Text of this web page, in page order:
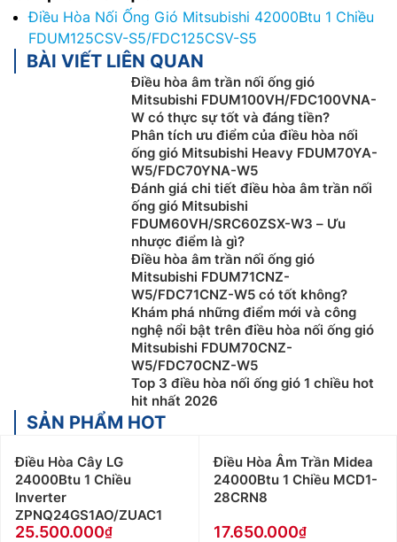
Điều Hòa Nối Ống Gió Mitsubishi 42000Btu 1 Chiều
FDUM125CSV-S5/FDC125CSV-S5
BÀI VIẾT LIÊN QUAN
Điều hòa âm trần nối ống gió
Mitsubishi FDUM100VH/FDC100VNA-
W có thực sự tốt và đáng tiền?
Phân tích ưu điểm của điều hòa nối
ống gió Mitsubishi Heavy FDUM70YA-
W5/FDC70YNA-W5
Đánh giá chi tiết điều hòa âm trần nối
ống gió Mitsubishi
FDUM60VH/SRC60ZSX-W3 – Ưu
nhược điểm là gì?
Điều hòa âm trần nối ống gió
Mitsubishi FDUM71CNZ-
W5/FDC71CNZ-W5 có tốt không?
Khám phá những điểm mới và công
nghệ nổi bật trên điều hòa nối ống gió
Mitsubishi FDUM70CNZ-
W5/FDC70CNZ-W5
Top 3 điều hòa nối ống gió 1 chiều hot
hit nhất 2026
SẢN PHẨM HOT
Điều Hòa Cây LG
24000Btu 1 Chiều
Inverter
ZPNQ24GS1AO/ZUAC1
25.500.000
Điều Hòa Âm Trần Midea
24000Btu 1 Chiều MCD1-
28CRN8
17.650.000